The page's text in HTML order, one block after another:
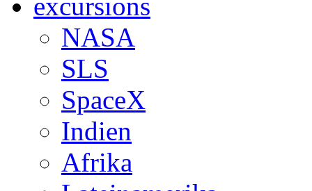
excursions
NASA
SLS
SpaceX
Indien
Afrika